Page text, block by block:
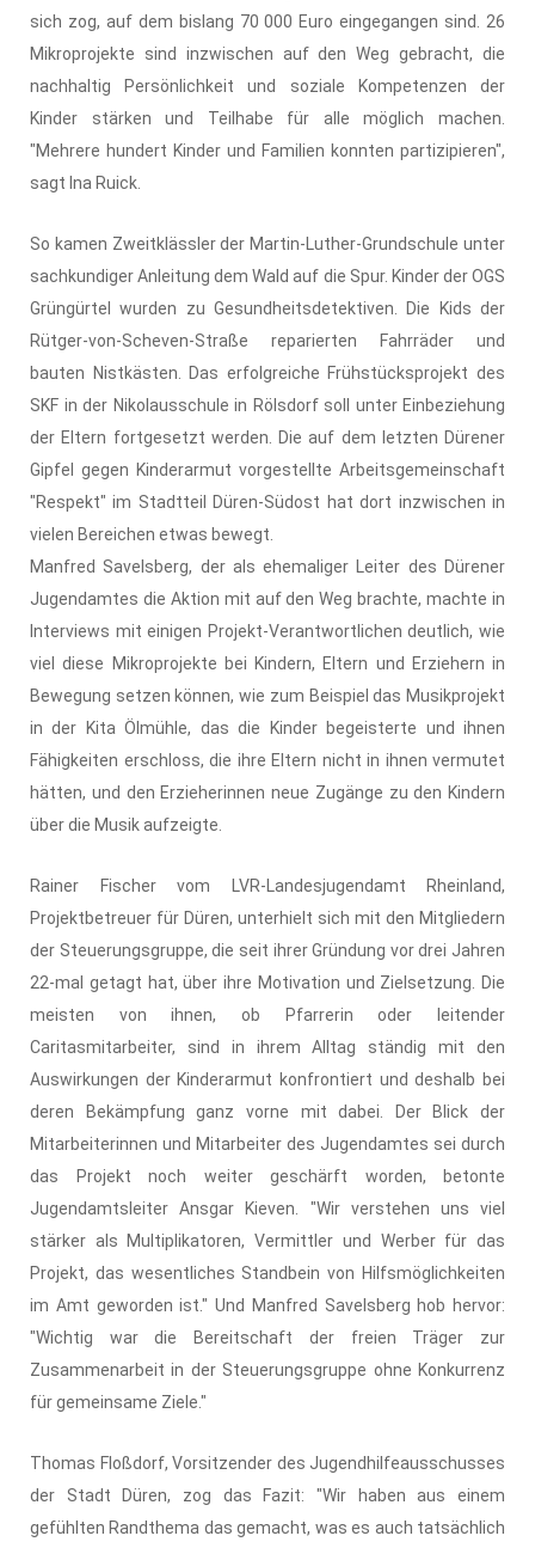
sich zog, auf dem bislang 70 000 Euro eingegangen sind. 26
Mikroprojekte sind inzwischen auf den Weg gebracht, die
nachhaltig Persönlichkeit und soziale Kompetenzen der
Kinder stärken und Teilhabe für alle möglich machen.
"Mehrere hundert Kinder und Familien konnten partizipieren",
sagt Ina Ruick.
So kamen Zweitklässler der Martin-Luther-Grundschule unter
sachkundiger Anleitung dem Wald auf die Spur. Kinder der OGS
Grüngürtel wurden zu Gesundheitsdetektiven. Die Kids der
Rütger-von-Scheven-Straße reparierten Fahrräder und
bauten Nistkästen. Das erfolgreiche Frühstücksprojekt des
SKF in der Nikolausschule in Rölsdorf soll unter Einbeziehung
der Eltern fortgesetzt werden. Die auf dem letzten Dürener
Gipfel gegen Kinderarmut vorgestellte Arbeitsgemeinschaft
"Respekt" im Stadtteil Düren-Südost hat dort inzwischen in
vielen Bereichen etwas bewegt.
Manfred Savelsberg, der als ehemaliger Leiter des Dürener
Jugendamtes die Aktion mit auf den Weg brachte, machte in
Interviews mit einigen Projekt-Verantwortlichen deutlich, wie
viel diese Mikroprojekte bei Kindern, Eltern und Erziehern in
Bewegung setzen können, wie zum Beispiel das Musikprojekt
in der Kita Ölmühle, das die Kinder begeisterte und ihnen
Fähigkeiten erschloss, die ihre Eltern nicht in ihnen vermutet
hätten, und den Erzieherinnen neue Zugänge zu den Kindern
über die Musik aufzeigte.
Rainer Fischer vom LVR-Landesjugendamt Rheinland,
Projektbetreuer für Düren, unterhielt sich mit den Mitgliedern
der Steuerungsgruppe, die seit ihrer Gründung vor drei Jahren
22-mal getagt hat, über ihre Motivation und Zielsetzung. Die
meisten von ihnen, ob Pfarrerin oder leitender
Caritasmitarbeiter, sind in ihrem Alltag ständig mit den
Auswirkungen der Kinderarmut konfrontiert und deshalb bei
deren Bekämpfung ganz vorne mit dabei. Der Blick der
Mitarbeiterinnen und Mitarbeiter des Jugendamtes sei durch
das Projekt noch weiter geschärft worden, betonte
Jugendamtsleiter Ansgar Kieven. "Wir verstehen uns viel
stärker als Multiplikatoren, Vermittler und Werber für das
Projekt, das wesentliches Standbein von Hilfsmöglichkeiten
im Amt geworden ist." Und Manfred Savelsberg hob hervor:
"Wichtig war die Bereitschaft der freien Träger zur
Zusammenarbeit in der Steuerungsgruppe ohne Konkurrenz
für gemeinsame Ziele."
Thomas Floßdorf, Vorsitzender des Jugendhilfeausschusses
der Stadt Düren, zog das Fazit: "Wir haben aus einem
gefühlten Randthema das gemacht, was es auch tatsächlich